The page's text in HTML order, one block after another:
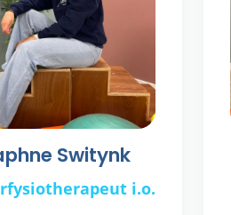
Switynk
i.o.